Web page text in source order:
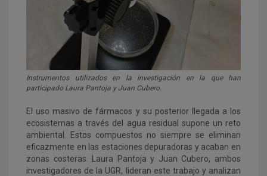
Instrumentos utilizados en la investigación en la que han
participado Laura Pantoja y Juan Cubero.
El uso masivo de fármacos y su posterior llegada a los
ecosistemas a través del agua residual supone un reto
ambiental. Estos compuestos no siempre se eliminan
eficazmente en las estaciones depuradoras y acaban en
zonas costeras. Laura Pantoja y Juan Cubero, ambos
investigadores de la UGR, lideran este trabajo y analizan